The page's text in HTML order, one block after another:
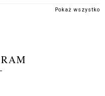
Pokaż wszystko